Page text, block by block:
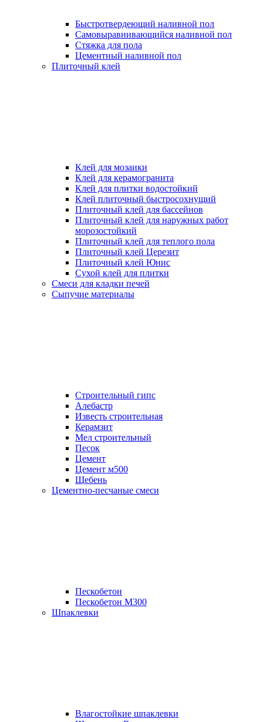
Быстротвердеющий наливной пол
Самовыравнивающийся наливной пол
Стяжка для пола
Цементный наливной пол
Плиточный клей
Клей для мозаики
Клей для керамогранита
Клей для плитки водостойкий
Клей плиточный быстросохнущий
Плиточный клей для бассейнов
Плиточный клей для наружных работ
морозостойкий
Плиточный клей для теплого пола
Плиточный клей Церезит
Плиточный клей Юнис
Сухой клей для плитки
Смеси для кладки печей
Сыпучие материалы
Строительный гипс
Алебастр
Известь строительная
Керамзит
Мел строительный
Песок
Цемент
Цемент м500
Щебень
Цементно-песчаные смеси
Пескобетон
Пескобетон М300
Шпаклевки
Влагостойкие шпаклевки